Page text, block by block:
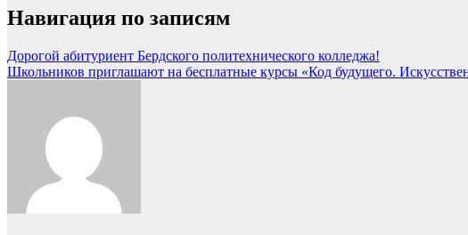
Навигация по записям
Дорогой абитуриент Бердского политехнического колледжа!
Школьников приглашают на бесплатные курсы «Код будущего.